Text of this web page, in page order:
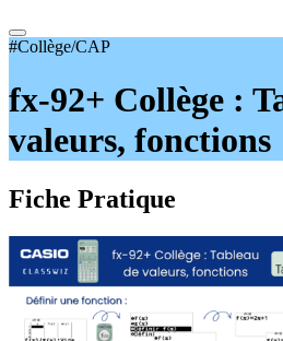
#Collège/CAP
fx-92+ Collège :
valeurs, fonctions
Fiche Pratique